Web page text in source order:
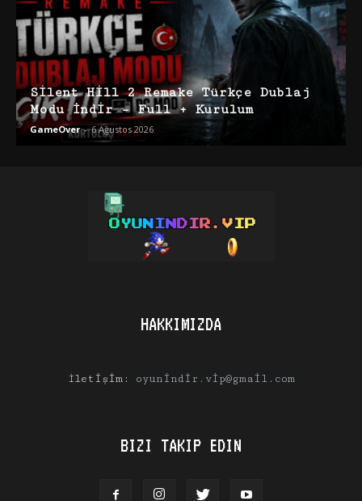
Silent Hill 2 Remake Türkçe Dublaj
Modu İndir – Full + Kurulum
GameOver - 6 Ağustos 2026
HAKKIMIZDA
İletişim: oyunindir.vip@gmail.com
BIZI TAKIP EDIN